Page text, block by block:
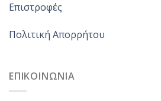
Επιστροφές
Πολιτική Απορρήτου
ΕΠΙΚΟΙΝΩΝΙΑ